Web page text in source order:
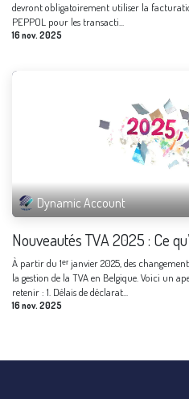
devront obligatoirement utiliser la
PEPPOL pour les transacti...
16 nov. 2025
Dynamic Account
Nouveautés TVA 2025 : Ce
À partir du 1ᵉʳ janvier 2025, des
la gestion de la TVA en Belgique. Voici un
retenir : 1. Délais de déclarat...
16 nov. 2025